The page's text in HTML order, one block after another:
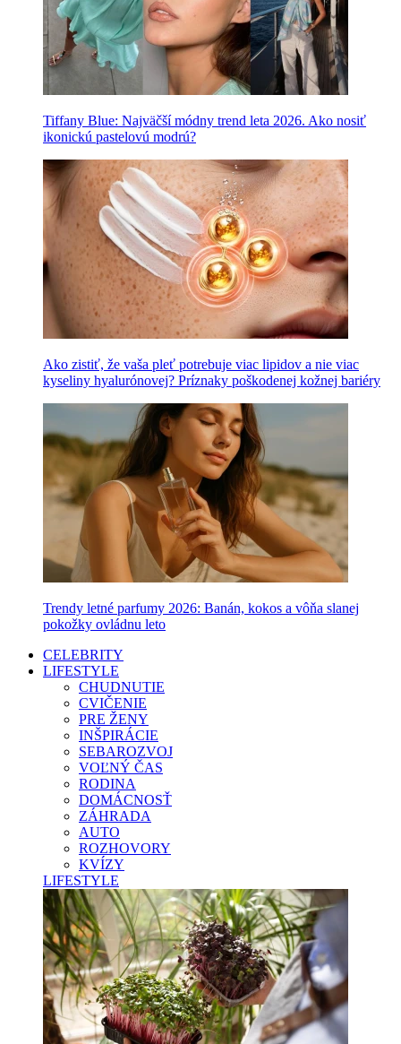
Tiffany Blue: Najväčší módny trend leta 2026. Ako nosiť
ikonickú pastelovú modrú?
Ako zistiť, že vaša pleť potrebuje viac lipidov a nie viac
kyseliny hyalurónovej? Príznaky poškodenej kožnej bariéry
Trendy letné parfumy 2026: Banán, kokos a vôňa slanej
pokožky ovládnu leto
CELEBRITY
LIFESTYLE
CHUDNUTIE
CVIČENIE
PRE ŽENY
INŠPIRÁCIE
SEBAROZVOJ
VOĽNÝ ČAS
RODINA
DOMÁCNOSŤ
ZÁHRADA
AUTO
ROZHOVORY
KVÍZY
LIFESTYLE